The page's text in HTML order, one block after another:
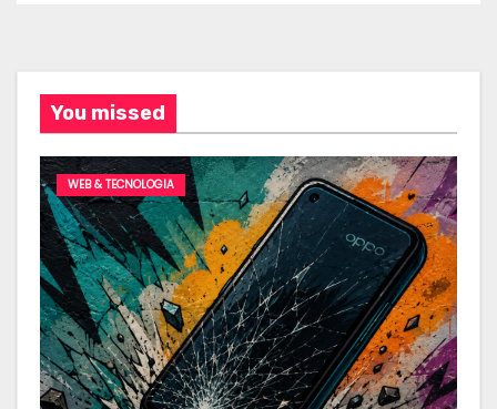
You missed
WEB & TECNOLOGIA